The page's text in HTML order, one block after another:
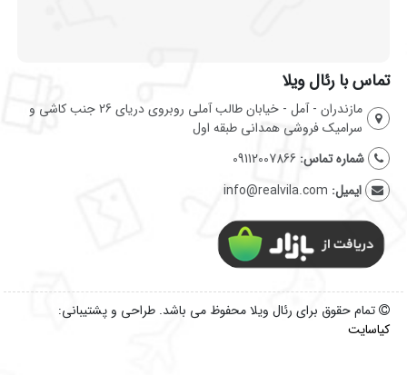
تماس با رئال ویلا
مازندران - آمل - خیابان طالب آملی روبروی دریای 26 جنب کاشی و
سرامیک فروشی همدانی طبقه اول
شماره تماس: 09112007866
ایمیل: info@realvila.com
تمام حقوق برای رئال ویلا محفوظ می باشد. طراحی و پشتیبانی:
کیاسایت